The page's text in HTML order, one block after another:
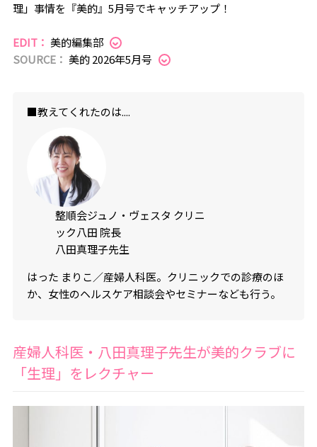
理」事情を『美的』5月号でキャッチアップ！
EDIT： 美的編集部
SOURCE： 美的 2026年5月号
■教えてくれたのは....
整順会ジュノ・ヴェスタ クリニ
ック八田 院長
八田真理子先生
はった まりこ／産婦人科医。クリニックでの診療のほ
か、女性のヘルスケア相談会やセミナーなども行う。
産婦人科医・八田真理子先生が美的クラブに
「生理」をレクチャー